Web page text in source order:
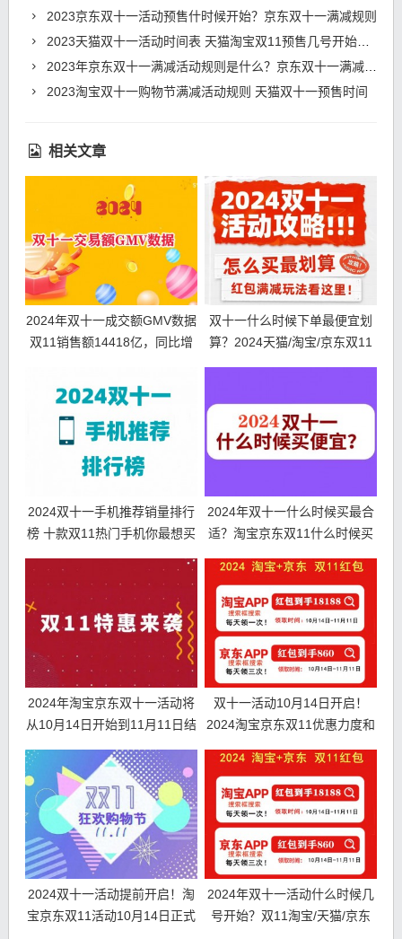
2023京东双十一活动预售什时候开始？京东双十一满减规则
2023天猫双十一活动时间表 天猫淘宝双11预售几号开始付定金
2023年京东双十一满减活动规则是什么？京东双十一满减什么时候开始？
2023淘宝双十一购物节满减活动规则 天猫双十一预售时间
相关文章
2024年双十一成交额GMV数据
双11销售额14418亿，同比增
双十一什么时候下单最便宜划
算？2024天猫/淘宝/京东双11
2024双十一手机推荐销量排行
榜 十款双11热门手机你最想买
2024年双十一什么时候买最合
适？淘宝京东双11什么时候买
2024年淘宝京东双十一活动将
从10月14日开始到11月11日结
双十一活动10月14日开启！
2024淘宝京东双11优惠力度和
2024双十一活动提前开启！淘
宝京东双11活动10月14日正式
2024年双十一活动什么时候几
号开始？双11淘宝/天猫/京东